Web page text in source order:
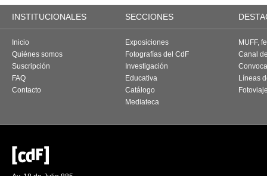
INSTITUCIONALES SECCIONES
Inicio
Quiénes somos
Suscripción
FAQ
Contacto
Exposiciones
Fotografías del CdF
Investigación
Educativa
Catálogo
Mediateca
MUFF,
Canal
Líneas